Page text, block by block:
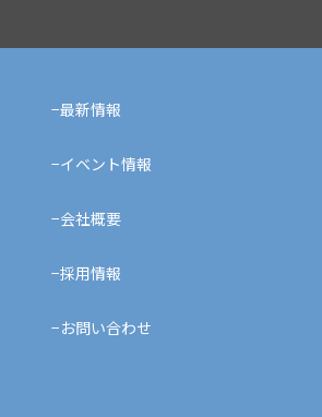
最新情報
イベント情報
会社概要
採用情報
お問い合わせ